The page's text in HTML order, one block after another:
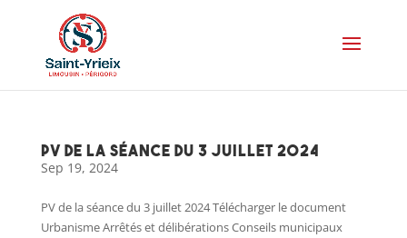
PV de la séance du 3 juillet 2024
Sep 19, 2024
PV de la séance du 3 juillet 2024 Télécharger le document
Urbanisme Arrêtés et délibérations Conseils municipaux